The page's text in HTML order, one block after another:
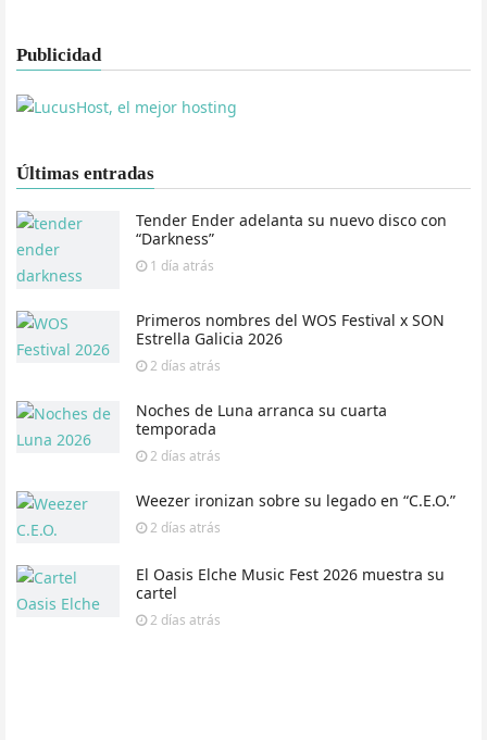
Publicidad
Últimas entradas
Tender Ender adelanta su nuevo disco con
“Darkness”
1 día atrás
Primeros nombres del WOS Festival x SON
Estrella Galicia 2026
2 días atrás
Noches de Luna arranca su cuarta
temporada
2 días atrás
Weezer ironizan sobre su legado en “C.E.O.”
2 días atrás
El Oasis Elche Music Fest 2026 muestra su
cartel
2 días atrás